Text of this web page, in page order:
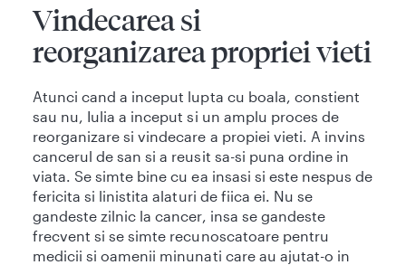
Vindecarea si
reorganizarea propriei vieti
Atunci cand a inceput lupta cu boala, constient
sau nu, Iulia a inceput si un amplu proces de
reorganizare si vindecare a propiei vieti. A invins
cancerul de san si a reusit sa-si puna ordine in
viata. Se simte bine cu ea insasi si este nespus de
fericita si linistita alaturi de fiica ei. Nu se
gandeste zilnic la cancer, insa se gandeste
frecvent si se simte recunoscatoare pentru
medicii si oamenii minunati care au ajutat-o in